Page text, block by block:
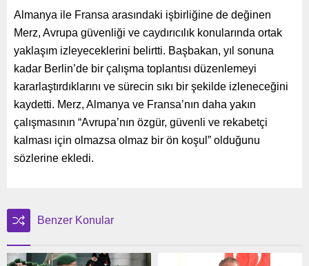
Almanya ile Fransa arasındaki işbirliğine de değinen
Merz, Avrupa güvenliği ve caydırıcılık konularında ortak
yaklaşım izleyeceklerini belirtti. Başbakan, yıl sonuna
kadar Berlin’de bir çalışma toplantısı düzenlemeyi
kararlaştırdıklarını ve sürecin sıkı bir şekilde izleneceğini
kaydetti. Merz, Almanya ve Fransa’nın daha yakın
çalışmasının “Avrupa’nın özgür, güvenli ve rekabetçi
kalması için olmazsa olmaz bir ön koşul” olduğunu
sözlerine ekledi.
Benzer Konular